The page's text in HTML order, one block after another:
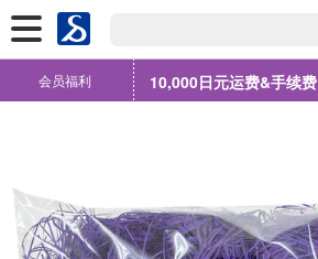
会员福利 10,000日元运费&手续费